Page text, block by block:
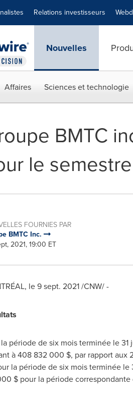
Relations investisseurs
Nouvelles
Affaires Sciences et technologie
BMTC
le
FOURNIES PAR
BMTC Inc.
2021, 19:00 ET
le9 sept. 2021/CNW/ -
période de six mois terminée le
à 408 832 000 $, par rapport
la période de six mois terminée
$ pour la période correspondante